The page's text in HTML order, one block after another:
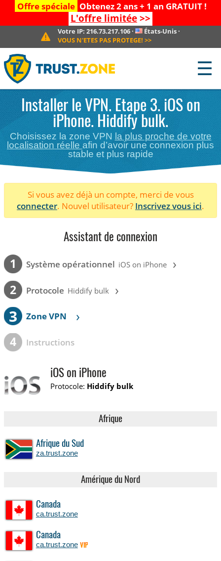
Offre spéciale Obtenez 2 ans + 1 an GRATUIT !
L'offre limitée>>
Votre IP: 216.73.217.106· États-Unis ·
VOUS N'ETES PAS PROTEGE! >>
☰
Installer le VPN. Etape 3. iOS on
iPhone. Hiddify bulk.
Choisissez la zone VPN la plus proche de votre
localisation réelle afin d’avoir une connexion plus
stable et plus rapide
Si vous avez déjà un compte, merci de vous
connecter. Nouvel utilisateur? Inscrivez vous ici.
Assistant de connexion
1 Système opérationnel iOS on iPhone ›
2 Protocole Hiddify bulk ›
3 Zone VPN ›
4 Instructions
iOS on iPhone
Protocole: Hiddify bulk
Afrique
Afrique du Sud
za.trust.zone
Amérique du Nord
Canada
ca.trust.zone
Canada
ca.trust.zone VIP